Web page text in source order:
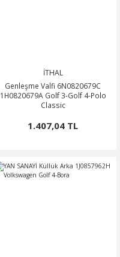
İTHAL
Genleşme Valfi 6N0820679C
1H0820679A Golf 3-Golf 4-Polo
Classic
1.407,04 TL